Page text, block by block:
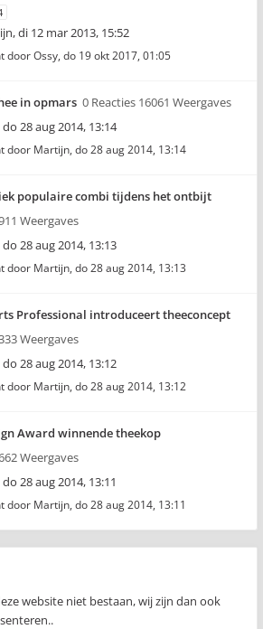
,di 12 mar 2013, 15:52
doorOssy, do 19 okt 2017, 01:05
in opmars 0 Reacties 16061 Weergaves
do 28 aug 2014, 13:14
door Martijn, do 28 aug 2014, 13:14
populaire combi tijdens het ontbijt
Weergaves
do 28 aug 2014, 13:13
door Martijn, do 28 aug 2014, 13:13
Professional introduceert theeconcept
Weergaves
do 28 aug 2014, 13:12
door Martijn, do 28 aug 2014, 13:12
Award winnende theekop
Weergaves
do 28 aug 2014, 13:11
door Martijn, do 28 aug 2014, 13:11
website niet bestaan, wij zijn dan ook